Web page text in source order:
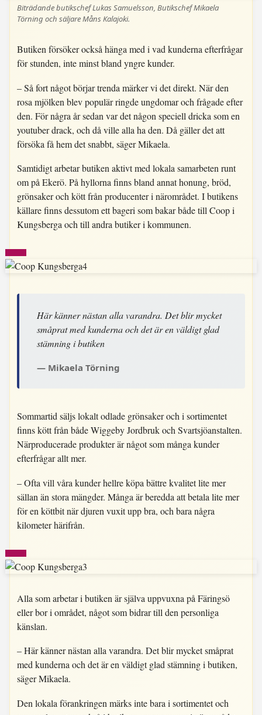
Biträdande butikschef Lukas Samuelsson, Butikschef Mikaela
Törning och säljare Måns Kalajoki.
Butiken försöker också hänga med i vad kunderna efterfrågar
för stunden, inte minst bland yngre kunder.
– Så fort något börjar trenda märker vi det direkt. När den
rosa mjölken blev populär ringde ungdomar och frågade efter
den. För några år sedan var det någon speciell dricka som en
youtuber drack, och då ville alla ha den. Då gäller det att
försöka få hem det snabbt, säger Mikaela.
Samtidigt arbetar butiken aktivt med lokala samarbeten runt
om på Ekerö. På hyllorna finns bland annat honung, bröd,
grönsaker och kött från producenter i närområdet. I butikens
källare finns dessutom ett bageri som bakar både till Coop i
Kungsberga och till andra butiker i kommunen.
Här känner nästan alla varandra. Det blir mycket
småprat med kunderna och det är en väldigt glad
stämning i butiken
Mikaela Törning
Sommartid säljs lokalt odlade grönsaker och i sortimentet
finns kött från både Wiggeby Jordbruk och Svartsjöanstalten.
Närproducerade produkter är något som många kunder
efterfrågar allt mer.
– Ofta vill våra kunder hellre köpa bättre kvalitet lite mer
sällan än stora mängder. Många är beredda att betala lite mer
för en köttbit när djuren vuxit upp bra, och bara några
kilometer härifrån.
Alla som arbetar i butiken är själva uppvuxna på Färingsö
eller bor i området, något som bidrar till den personliga
känslan.
– Här känner nästan alla varandra. Det blir mycket småprat
med kunderna och det är en väldigt glad stämning i butiken,
säger Mikaela.
Den lokala förankringen märks inte bara i sortimentet och